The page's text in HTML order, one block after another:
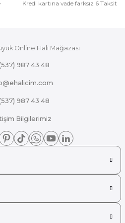
Gönder
Kredi kartına vade farksız 6 Taksit
Online Halı Mağazası
987 43 48
987 43 48
Bilgilerimiz